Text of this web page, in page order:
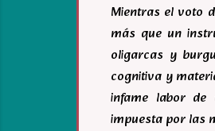
Mientras el voto
más que un
oligarcas y
cognitiva y
infame labor de
impuesta por las